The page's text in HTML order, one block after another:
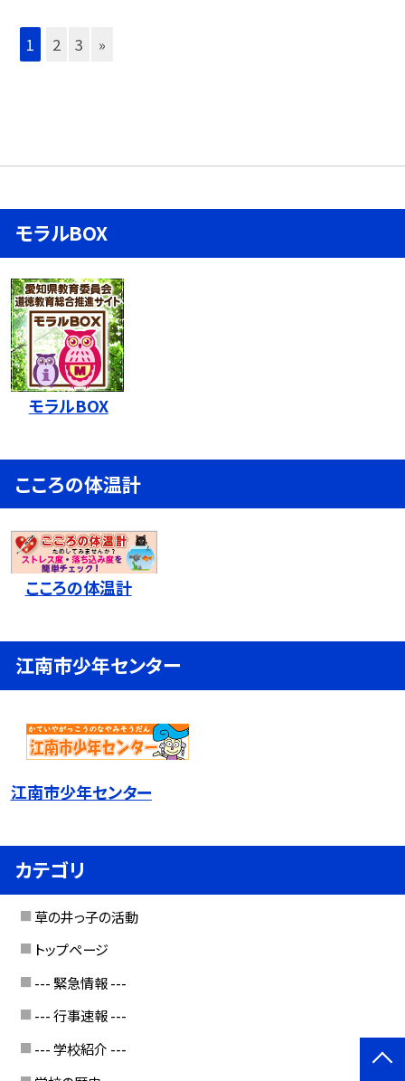
1 2 3 »
モラルBOX
モラルBOX
こころの体温計
こころの体温計
江南市少年センター
江南市少年センター
カテゴリ
草の井っ子の活動
トップページ
--- 緊急情報 ---
--- 行事速報 ---
--- 学校紹介 ---